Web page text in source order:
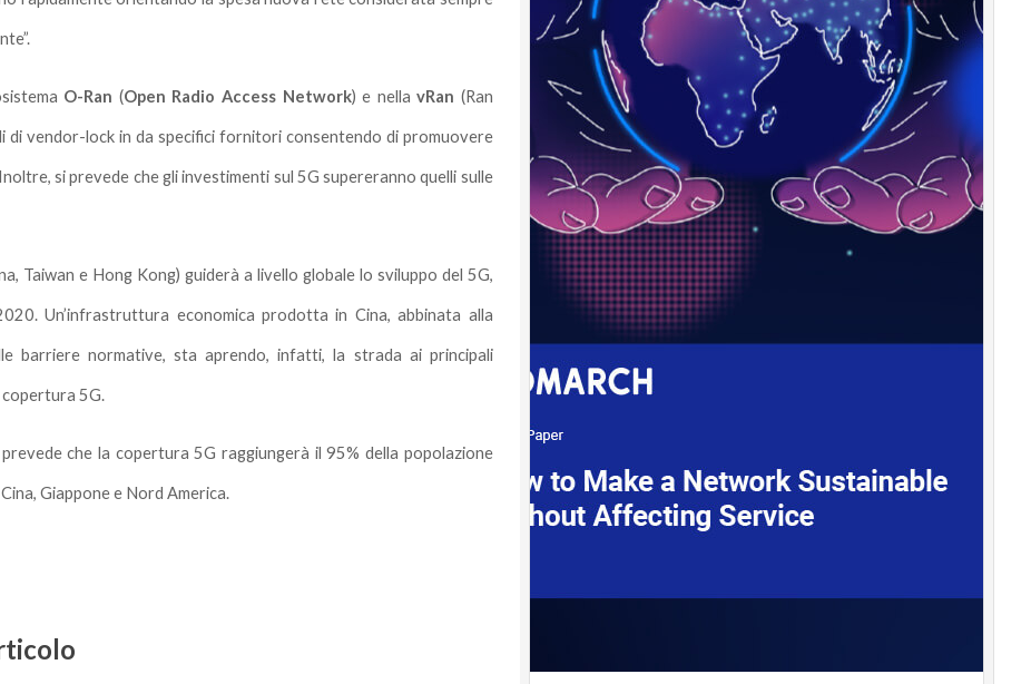
O-Ran (Open Radio Access Network) e nellavRan (Ran
vendor-lock in da specifici fornitori consentendo di promuovere
si prevede che gli investimenti sul 5G supereranno quelli sulle
Taiwan e Hong Kong) guiderà a livello globale lo sviluppo del 5G,
Un’infrastruttura economica prodotta in Cina, abbinata alla
barriere normative, sta aprendo, infatti, la strada ai principali
5G.
che la copertura 5G raggiungerà il 95% della popolazione
Giappone e Nord America.